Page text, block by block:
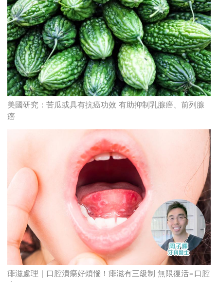
美國研究：苦瓜或具有抗癌功效 有助抑制乳腺癌、前列腺
癌
痱滋處理｜口腔潰瘍好煩惱！痱滋有三級制 無限復活=口腔